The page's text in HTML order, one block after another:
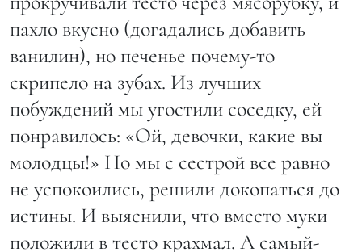
пахло вкусно (догадались добавить
ванилин), но печенье почему-то
скрипело на зубах. Из лучших
побуждений мы угостили соседку, ей
понравилось: «Ой, девочки, какие вы
молодцы!» Но мы с сестрой все равно
не успокоились, решили докопаться до
истины. И выяснили, что вместо муки
положили в тесто крахмал. А самый-